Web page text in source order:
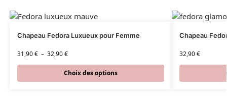
Chapeau Fedora Luxueux pour Femme
31,90€ – 32,90€
Choix des options
Chapeau
32,90€